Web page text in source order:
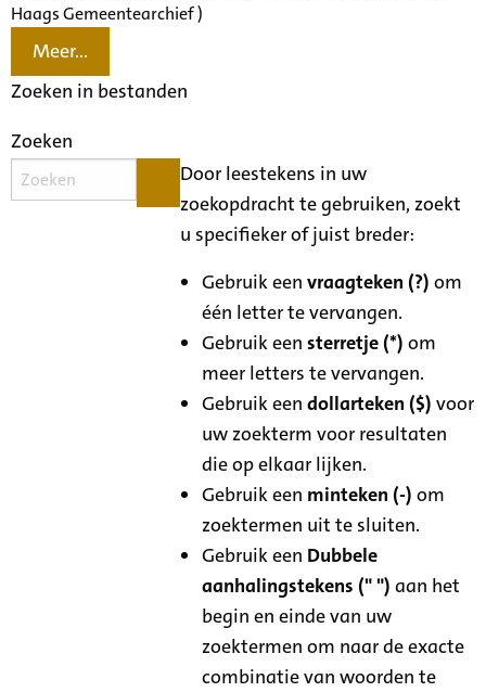
Haags Gemeentearchief )
Meer...
Zoeken in bestanden
Zoeken
Door leestekens in uw
zoekopdracht te gebruiken, zoekt
u specifieker of juist breder:
Gebruik eenvraagteken (?) om
één letter te vervangen.
Gebruik eensterretje (*) om
meer letters te vervangen.
Gebruik eendollarteken ($) voor
uw zoekterm voor resultaten
die op elkaar lijken.
Gebruik een minteken (-) om
zoektermen uit te sluiten.
Gebruik een Dubbele
aanhalingstekens (" ") aan het
begin en einde van uw
zoektermen om naar de exacte
combinatie van woorden te